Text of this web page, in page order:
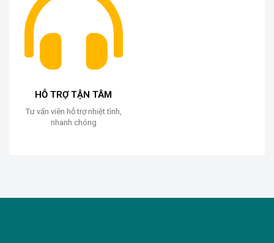
HỖ TRỢ TẬN TÂM
Tư vấn viên hỗ trợ nhiệt tình,
nhanh chóng